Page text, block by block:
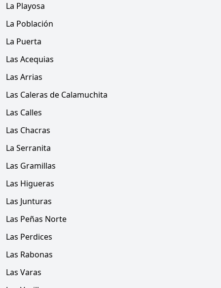
La Playosa
La Población
La Puerta
Las Acequias
Las Arrias
Las Caleras de Calamuchita
Las Calles
Las Chacras
La Serranita
Las Gramillas
Las Higueras
Las Junturas
Las Peñas Norte
Las Perdices
Las Rabonas
Las Varas